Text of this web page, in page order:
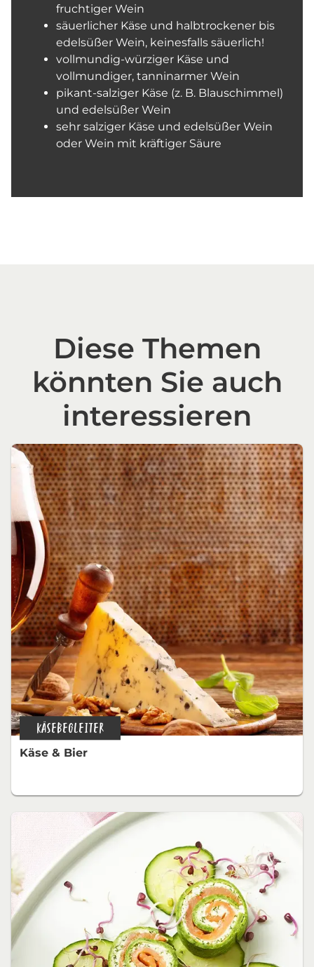
fruchtiger Wein
säuerlicher Käse und halbtrockener bis
edelsüßer Wein, keinesfalls säuerlich!
vollmundig-würziger Käse und
vollmundiger, tanninarmer Wein
pikant-salziger Käse (z. B. Blauschimmel)
und edelsüßer Wein
sehr salziger Käse und edelsüßer Wein
oder Wein mit kräftiger Säure
Diese Themen
könnten Sie auch
interessieren
KÄSEBEGLEITER
Käse & Bier